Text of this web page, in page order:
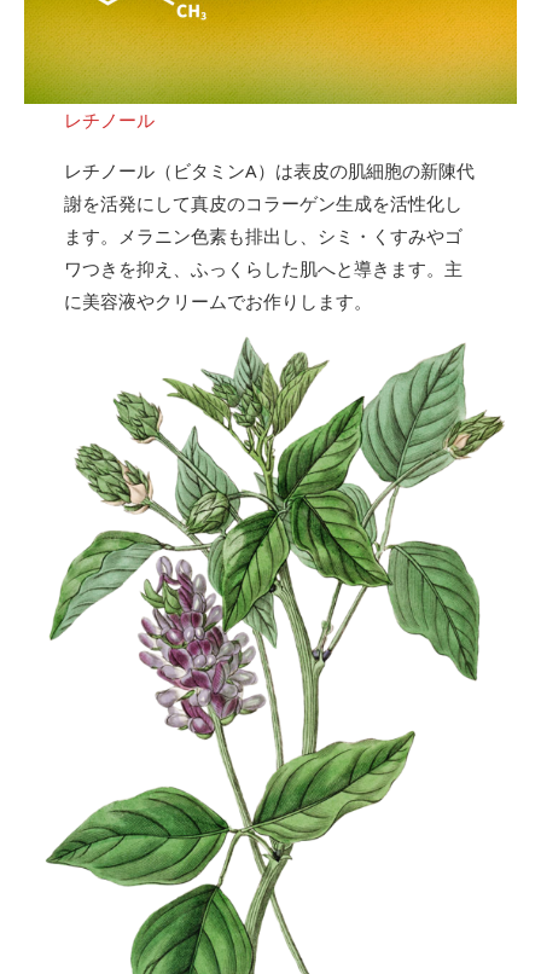
レチノール
レチノール（ビタミンA）は表皮の肌細胞の新陳代
謝を活発にして真皮のコラーゲン生成を活性化し
ます。メラニン色素も排出し、シミ・くすみやゴ
ワつきを抑え、ふっくらした肌へと導きます。主
に美容液やクリームでお作りします。